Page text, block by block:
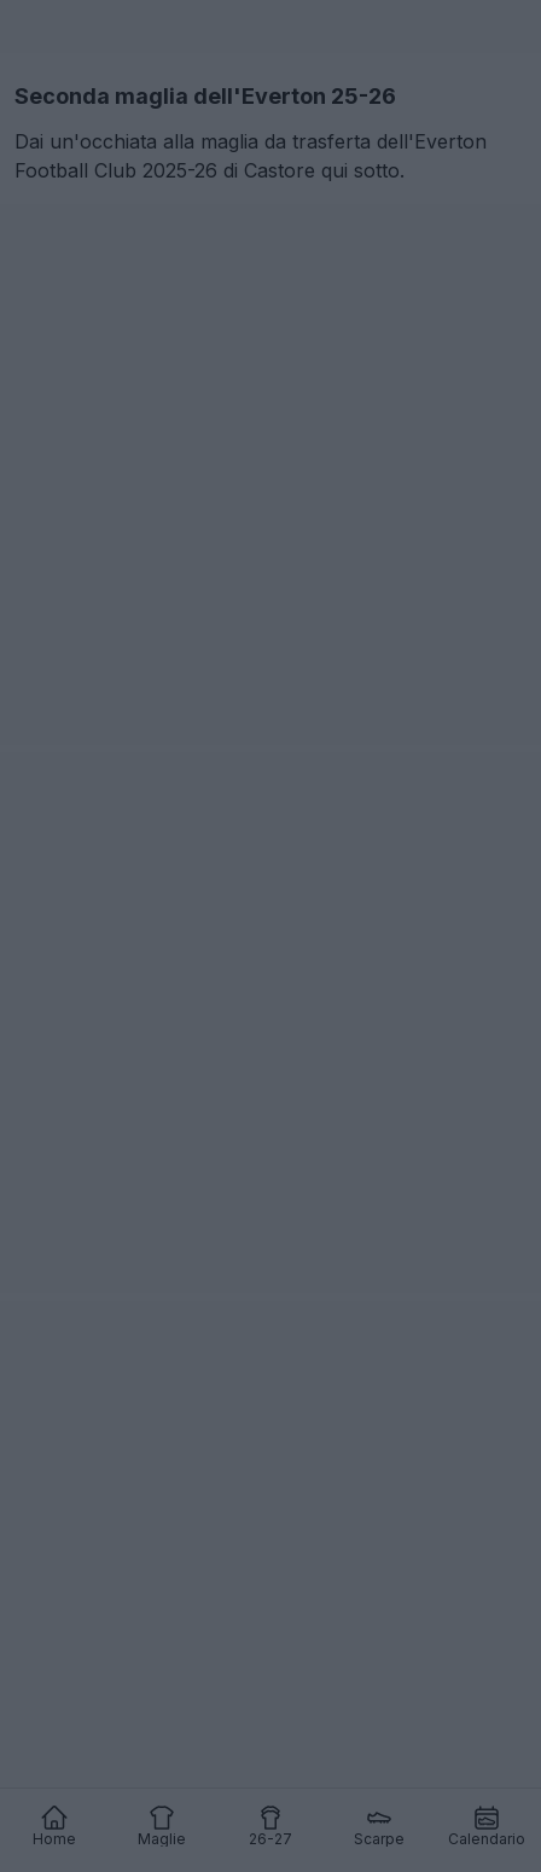
Home Maglie 26-27 Scarpe Calendario
Seconda maglia dell'Everton 25-26
Dai un'occhiata alla maglia da trasferta dell'Everton
Football Club 2025-26 di Castore qui sotto.